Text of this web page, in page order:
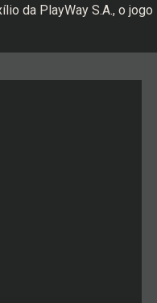
da PlayWay S.A., o jogo